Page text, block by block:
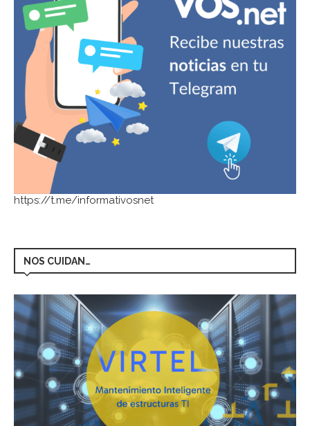
https://t.me/informativosnet
NOS CUIDAN…